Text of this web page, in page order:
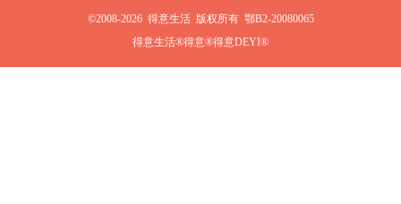
©2008-2026 得意生活 版权所有 鄂B2-20080065
得意生活®得意®得意DEYI®